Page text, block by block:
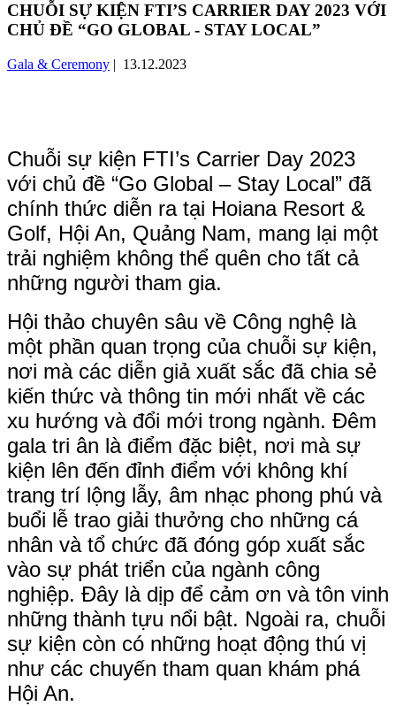
CHUỖI SỰ KIỆN FTI’S CARRIER DAY 2023 VỚI
CHỦ ĐỀ “GO GLOBAL - STAY LOCAL”
Gala & Ceremony | 13.12.2023
Chuỗi sự kiện FTI’s Carrier Day 2023
với chủ đề “Go Global – Stay Local” đã
chính thức diễn ra tại Hoiana Resort &
Golf, Hội An, Quảng Nam, mang lại một
trải nghiệm không thể quên cho tất cả
những người tham gia.
Hội thảo chuyên sâu về Công nghệ là
một phần quan trọng của chuỗi sự kiện,
nơi mà các diễn giả xuất sắc đã chia sẻ
kiến thức và thông tin mới nhất về các
xu hướng và đổi mới trong ngành. Đêm
gala tri ân là điểm đặc biệt, nơi mà sự
kiện lên đến đỉnh điểm với không khí
trang trí lộng lẫy, âm nhạc phong phú và
buổi lễ trao giải thưởng cho những cá
nhân và tổ chức đã đóng góp xuất sắc
vào sự phát triển của ngành công
nghiệp. Đây là dịp để cảm ơn và tôn vinh
những thành tựu nổi bật. Ngoài ra, chuỗi
sự kiện còn có những hoạt động thú vị
như các chuyến tham quan khám phá
Hội An.